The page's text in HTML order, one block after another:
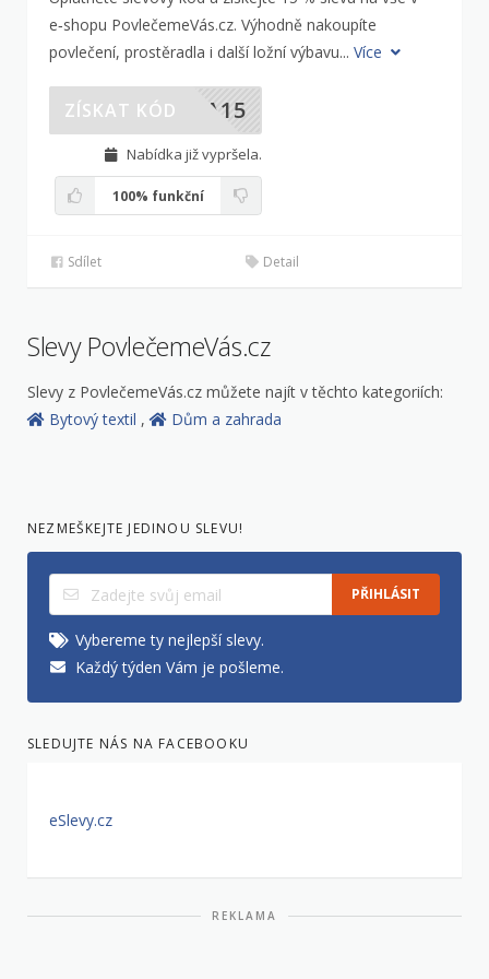
e‑shopu PovlečemeVás.cz. Výhodně nakoupíte
povlečení, prostěradla i další ložní výbavu... Více
VA15
ZÍSKAT KÓD
Nabídka již vypršela.
100% funkční
Sdílet Detail
Slevy PovlečemeVás.cz
Slevy z PovlečemeVás.cz můžete najít v těchto kategoriích:
Bytový textil , Dům a zahrada
NEZMEŠKEJTE JEDINOU SLEVU!
PŘIHLÁSIT
Vybereme ty nejlepší slevy.
Každý týden Vám je pošleme.
SLEDUJTE NÁS NA FACEBOOKU
eSlevy.cz
REKLAMA